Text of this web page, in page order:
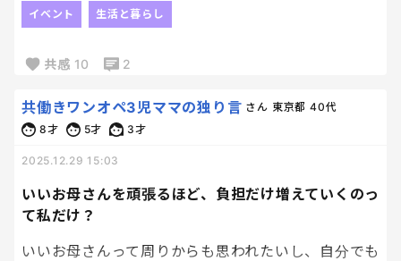
年末年始！
地元の友達と会えるのがかなり楽しみ！！！！！
「ママ」とか「立場」とか抜きで、昔からの自分に
戻れる時間が、今はすごくありがたい。
しつこいけど、もう1回！！！楽しみだ！！！
まりかんじません。笑
もう新しい年になるなんて全然実感ないわー
イベント 生活と暮らし
共感 10 2
いいお母さんを頑張るほど、負担だけ増えていくのっ
て私だけ？
共働きワンオペ3児ママの独り言 さん 東京都 40代
8才
5才 3才
2025.12.29 15:03
いいお母さんって周りからも思われたいし、自分でも